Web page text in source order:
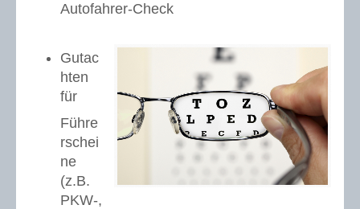
Autofahrer-Check
Gutac
hten
für
Führe
rschei
ne
(z.B.
PKW-,